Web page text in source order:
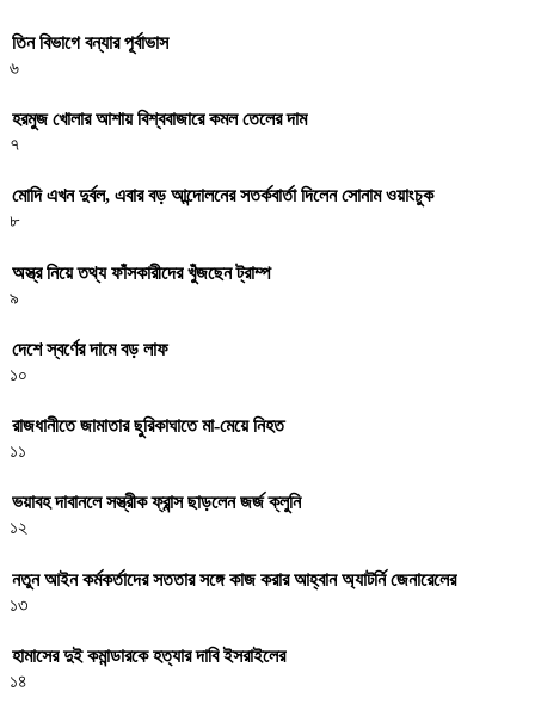
তিন বিভাগে বন্যার পূর্বাভাস
৬
হরমুজ খোলার আশায় বিশ্ববাজারে কমল তেলের দাম
৭
মোদি এখন দুর্বল, এবার বড় আন্দোলনের সতর্কবার্তা দিলেন সোনাম ওয়াংচুক
৮
অস্ত্র নিয়ে তথ্য ফাঁসকারীদের খুঁজছেন ট্রাম্প
৯
দেশে স্বর্ণের দামে বড় লাফ
১০
রাজধানীতে জামাতার ছুরিকাঘাতে মা-মেয়ে নিহত
১১
ভয়াবহ দাবানলে সস্ত্রীক ফ্রান্স ছাড়লেন জর্জ ক্লুনি
১২
নতুন আইন কর্মকর্তাদের সততার সঙ্গে কাজ করার আহ্বান অ্যাটর্নি জেনারেলের
১৩
হামাসের দুই কমান্ডারকে হত্যার দাবি ইসরাইলের
১৪